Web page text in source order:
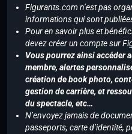
Figurants.com n’est pas
informations qui sont
Pour en savoir plus et
devez créer un compte sur
Vous pourrez ainsi accéder
membre, alertes
création de book photo,
gestion de carrière, et
du spectacle, etc…
N’envoyez jamais de
passeports, carte d’identité,